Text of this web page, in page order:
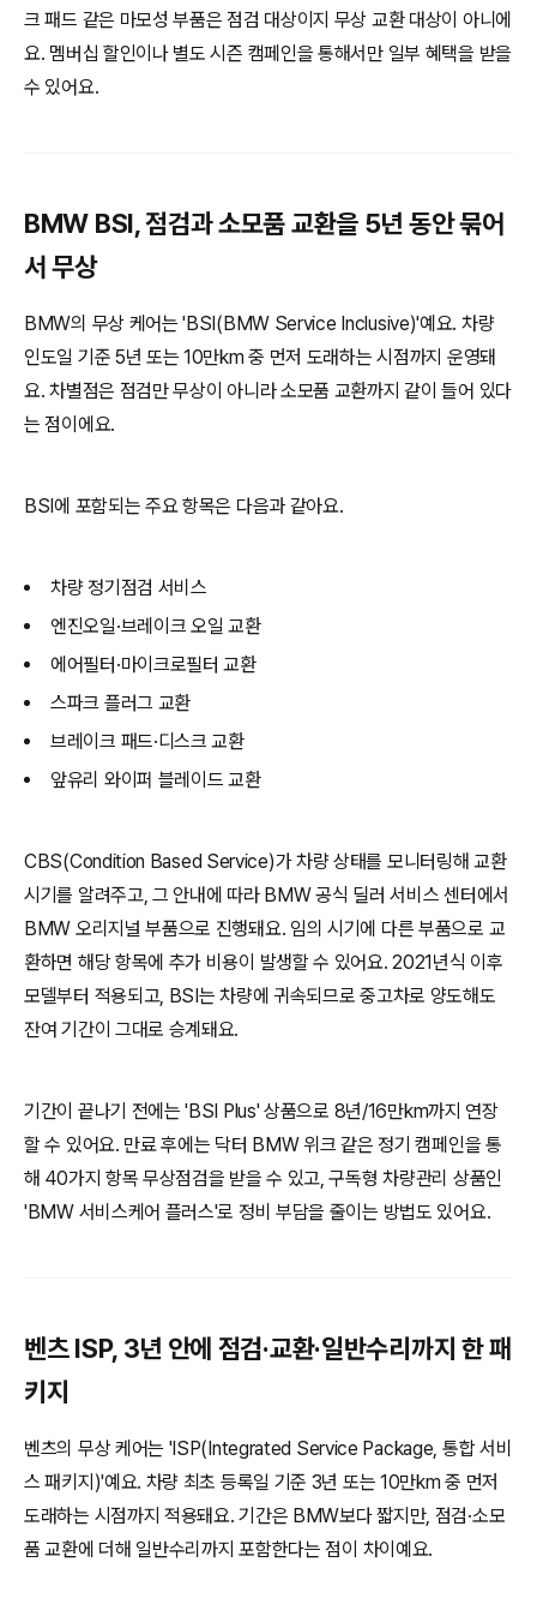
크 패드 같은 마모성 부품은 점검 대상이지 무상 교환 대상이 아니에
요. 멤버십 할인이나 별도 시즌 캠페인을 통해서만 일부 혜택을 받을
수 있어요.
BMW BSI, 점검과 소모품 교환을 5년 동안 묶어
서 무상
BMW의 무상 케어는 'BSI(BMW Service Inclusive)'예요. 차량
인도일 기준 5년 또는 10만km 중 먼저 도래하는 시점까지 운영돼
요. 차별점은 점검만 무상이 아니라 소모품 교환까지 같이 들어 있다
는 점이에요.
BSI에 포함되는 주요 항목은 다음과 같아요.
차량 정기점검 서비스
엔진오일·브레이크 오일 교환
에어필터·마이크로필터 교환
스파크 플러그 교환
브레이크 패드·디스크 교환
앞유리 와이퍼 블레이드 교환
CBS(Condition Based Service)가 차량 상태를 모니터링해 교환
시기를 알려주고, 그 안내에 따라 BMW 공식 딜러 서비스 센터에서
BMW 오리지널 부품으로 진행돼요. 임의 시기에 다른 부품으로 교
환하면 해당 항목에 추가 비용이 발생할 수 있어요. 2021년식 이후
모델부터 적용되고, BSI는 차량에 귀속되므로 중고차로 양도해도
잔여 기간이 그대로 승계돼요.
기간이 끝나기 전에는 'BSI Plus' 상품으로 8년/16만km까지 연장
할 수 있어요. 만료 후에는 닥터 BMW 위크 같은 정기 캠페인을 통
해 40가지 항목 무상점검을 받을 수 있고, 구독형 차량관리 상품인
'BMW 서비스케어 플러스'로 정비 부담을 줄이는 방법도 있어요.
벤츠 ISP, 3년 안에 점검·교환·일반수리까지 한 패
키지
벤츠의 무상 케어는 'ISP(Integrated Service Package, 통합 서비
스 패키지)'예요. 차량 최초 등록일 기준 3년 또는 10만km 중 먼저
도래하는 시점까지 적용돼요. 기간은 BMW보다 짧지만, 점검·소모
품 교환에 더해 일반수리까지 포함한다는 점이 차이예요.